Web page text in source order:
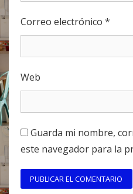
Correo electrónico *
Web
Guarda mi nombre,
este navegador para la